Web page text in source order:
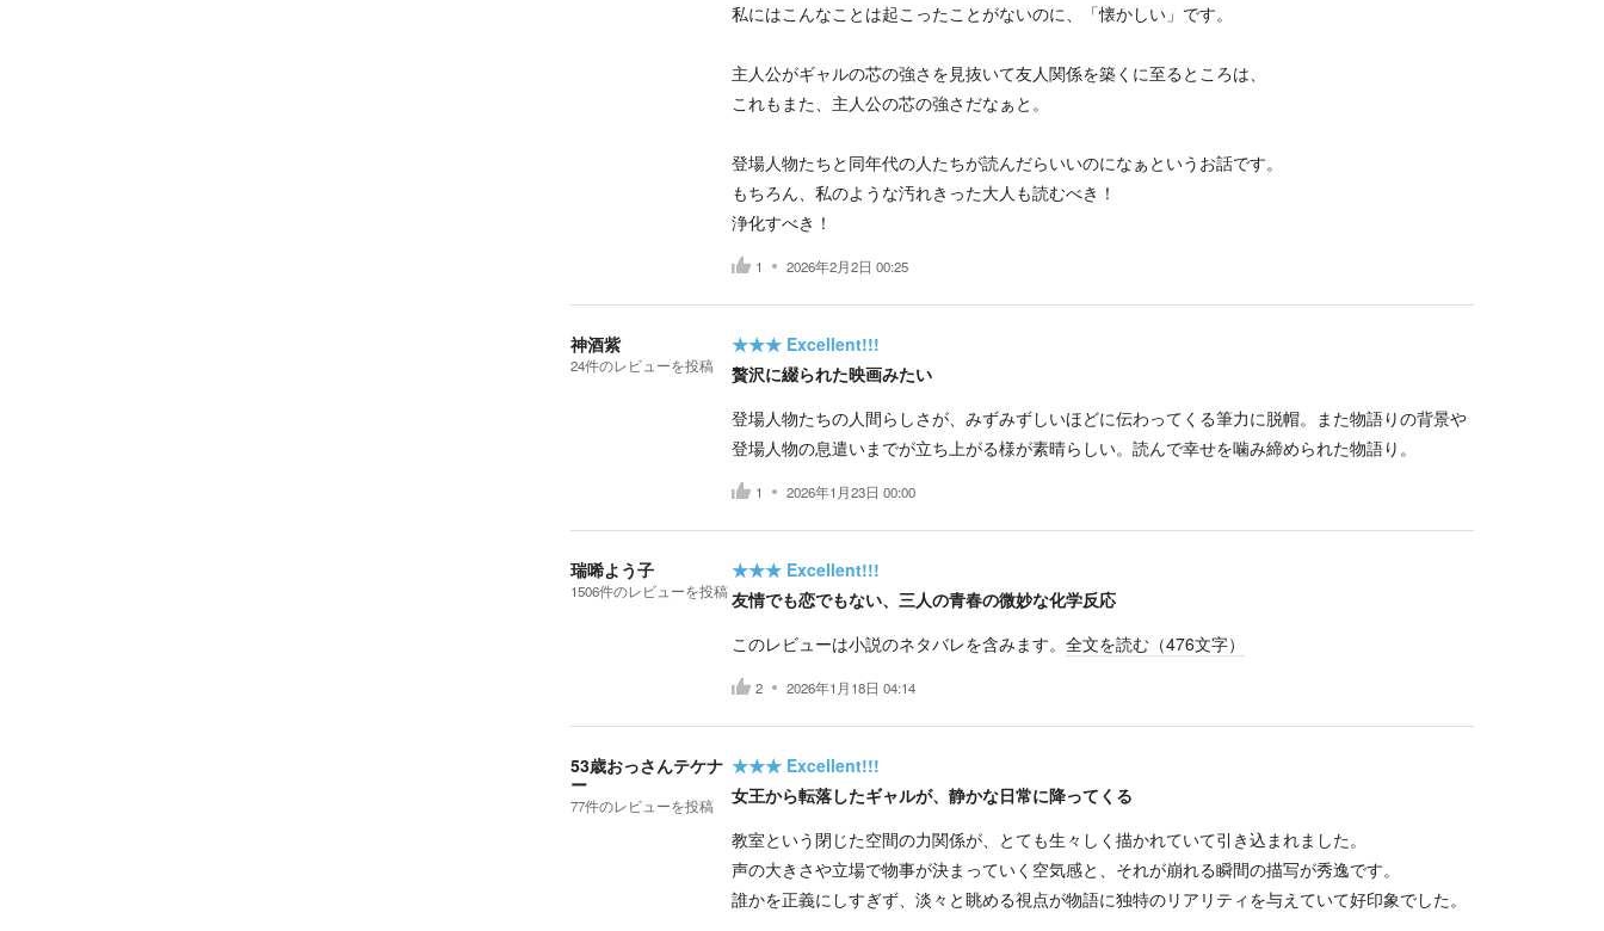
私にはこんなことは起こったことがないのに、「懐かしい」です。
主人公がギャルの芯の強さを見抜いて友人関係を築くに至るところは、
これもまた、主人公の芯の強さだなぁと。
登場人物たちと同年代の人たちが読んだらいいのになぁというお話です。
もちろん、私のような汚れきった大人も読むべき！
浄化すべき！
1 2026年2月2日 00:25
神酒紫
24件のレビューを投稿
★★★ Excellent!!!
贅沢に綴られた映画みたい
登場人物たちの人間らしさが、みずみずしいほどに伝わってくる筆力に脱帽。また物語りの背景や
登場人物の息遣いまでが立ち上がる様が素晴らしい。読んで幸せを噛み締められた物語り。
1 2026年1月23日 00:00
瑞唏よう子
1506件のレビューを投稿
★★★ Excellent!!!
友情でも恋でもない、三人の青春の微妙な化学反応
このレビューは小説のネタバレを含みます。 全文を読む（476文字）
2 2026年1月18日 04:14
53歳おっさんテケナ
ー
77件のレビューを投稿
★★★ Excellent!!!
女王から転落したギャルが、静かな日常に降ってくる
教室という閉じた空間の力関係が、とても生々しく描かれていて引き込まれました。
声の大きさや立場で物事が決まっていく空気感と、それが崩れる瞬間の描写が秀逸です。
誰かを正義にしすぎず、淡々と眺める視点が物語に独特のリアリティを与えていて好印象でした。